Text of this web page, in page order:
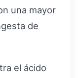
una mayor
de
el ácido